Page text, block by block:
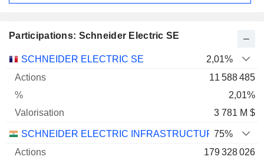
Participations: Schneider Electric SE
Nom Actions % Valorisation
SCHNEIDER ELECTRIC SE
2,01%
11 588 485
2,01%
3 781 M $
SCHNEIDER ELECTRIC INFRASTRUCTURE LIMITED
75%
179 328 026